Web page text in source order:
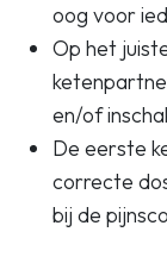
oog voor
Op het
en/of
De eerste
correcte
bij de